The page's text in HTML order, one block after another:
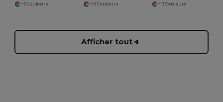
+5 Couleurs
+16 Couleurs
+13 Couleurs
Afficher tout